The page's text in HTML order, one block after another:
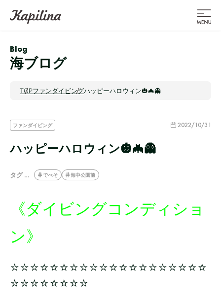
Blog
海ブログ
TOPファンダイビングハッピーハロウィン🎃🦇👻
ファンダイビング 2022/10/31
ハッピーハロウィン🎃🦇👻
タグ … でべそ 海中公園前
《ダイビングコンディショ
ン》
☆☆☆☆☆☆☆☆☆☆☆☆☆☆☆☆☆☆☆☆
☆☆☆☆☆☆☆☆